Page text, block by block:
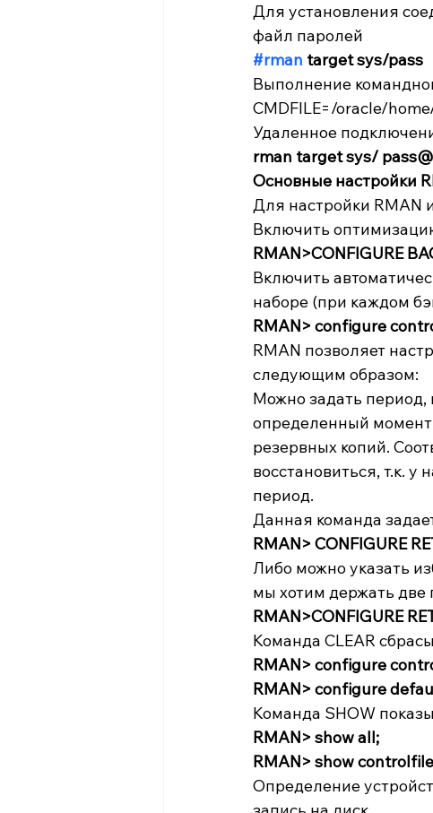
Для установления
файл паролей
#rman target sys/pass
Выполнение
CMDFILE=/oracle/
Удаленное
rman target sys/
Основные настройки
Для настройки RMAN
Включить
RMAN>CONFIGURE
Включить
наборе (при каждом
RMAN> configure
RMAN позволяет
следующим образом:
Можно задать период,
определенный момент
резервных копий.
восстановиться, т.к. у
период.
Данная команда
RMAN> CONFIGURE
Либо можно указать
мы хотим держать две
RMAN>CONFIGURE
Команда CLEAR
RMAN> configure
RMAN> configure
Команда SHOW
RMAN> show all;
RMAN> show
Определение